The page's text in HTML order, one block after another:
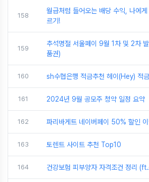
158
월급처럼 들어오는 배당 수익, 나에
르기!
159
추석명절 서울페이 9월 1차 및 2차
품권)
160 sh수협은행 적금추천 헤이(Hey) 적
161 2024년 9월 공모주 청약 일정 요약
162 파리바게트 네이버페이 50% 할인
163 토렌트 사이트 추천 Top10
164 건강보험 피부양자 자격조건 정리